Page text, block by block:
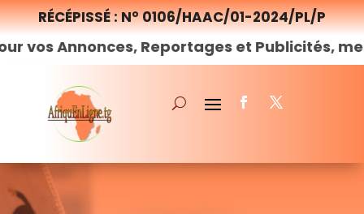
RÉCÉPISSÉ : N° 0106/HAAC/01-2024/PL/P
Reportages et Publicités, merci de